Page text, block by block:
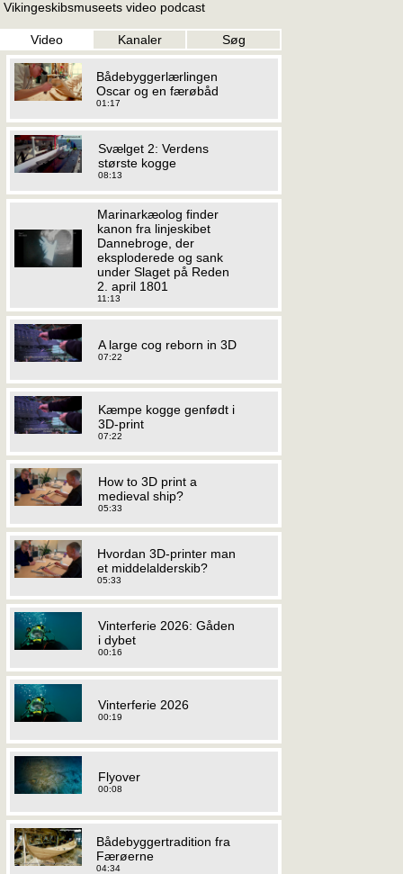
Vikingeskibsmuseets video podcast
Video Kanaler Søg
Bådebyggerlærlingen
Oscar og en færøbåd
01:17
Svælget 2: Verdens
største kogge
08:13
Marinarkæolog finder
kanon fra linjeskibet
Dannebroge, der
eksploderede og sank
under Slaget på Reden
2. april 1801
11:13
A large cog reborn in 3D
07:22
Kæmpe kogge genfødt i
3D-print
07:22
How to 3D print a
medieval ship?
05:33
Hvordan 3D-printer man
et middelalderskib?
05:33
Vinterferie 2026: Gåden
i dybet
00:16
Vinterferie 2026
00:19
Flyover
00:08
Bådebyggertradition fra
Færøerne
04:34